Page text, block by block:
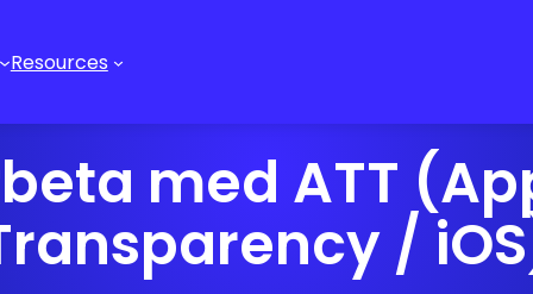
Resources
med ATT
/